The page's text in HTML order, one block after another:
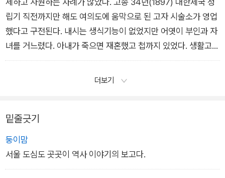
립기 직전까지만 해도 여의도에 움막으로 된 고자 시술소가 영업
했다고 구전된다. 내시는 생식기능이 없었지만 어엿이 부인과 자
녀를 거느렸다. 아내가 죽으면 재혼했고 첩까지 있었다. 생활고에
서 벗어나고 왕실과 줄을 대기 위해 평민뿐 아니라 양반 가문 규
수들도 서로 내시의 아내가 되고자 했다.
더보기
밑줄긋기
둥이맘
서울 도심도 곳곳이 역사 이야기의 보고다.